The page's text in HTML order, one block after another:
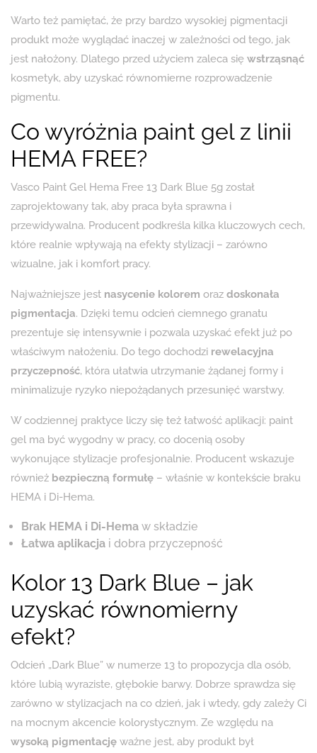
Warto też pamiętać, że przy bardzo wysokiej pigmentacji
produkt może wyglądać inaczej w zależności od tego, jak
jest nałożony. Dlatego przed użyciem zaleca się wstrząsnąć
kosmetyk, aby uzyskać równomierne rozprowadzenie
pigmentu.
Co wyróżnia paint gel z linii
HEMA FREE?
Vasco Paint Gel Hema Free 13 Dark Blue 5g został
zaprojektowany tak, aby praca była sprawna i
przewidywalna. Producent podkreśla kilka kluczowych cech,
które realnie wpływają na efekty stylizacji – zarówno
wizualne, jak i komfort pracy.
Najważniejsze jest nasycenie kolorem oraz doskonała
pigmentacja. Dzięki temu odcień ciemnego granatu
prezentuje się intensywnie i pozwala uzyskać efekt już po
właściwym nałożeniu. Do tego dochodzi rewelacyjna
przyczepność, która ułatwia utrzymanie żądanej formy i
minimalizuje ryzyko niepożądanych przesunięć warstwy.
W codziennej praktyce liczy się też łatwość aplikacji: paint
gel ma być wygodny w pracy, co docenią osoby
wykonujące stylizacje profesjonalnie. Producent wskazuje
również bezpieczną formułę – właśnie w kontekście braku
HEMA i Di-Hema.
Brak HEMA i Di-Hema w składzie
Łatwa aplikacja i dobra przyczepność
Kolor 13 Dark Blue – jak
uzyskać równomierny
efekt?
Odcień „Dark Blue” w numerze 13 to propozycja dla osób,
które lubią wyraziste, głębokie barwy. Dobrze sprawdza się
zarówno w stylizacjach na co dzień, jak i wtedy, gdy zależy Ci
na mocnym akcencie kolorystycznym. Ze względu na
wysoką pigmentację ważne jest, aby produkt był